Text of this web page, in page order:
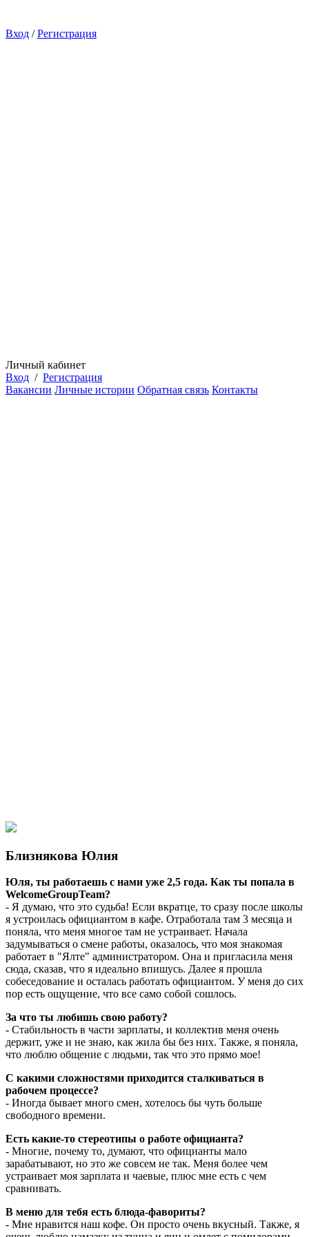
Вход / Регистрация
Личный кабинет
Вход / Регистрация
Вакансии Личные истории Обратная связь Контакты
Близнякова Юлия
Юля, ты работаешь с нами уже 2,5 года. Как ты попала в
WelcomeGroupTeam?
- Я думаю, что это судьба! Если вкратце, то сразу после школы
я устроилась официантом в кафе. Отработала там 3 месяца и
поняла, что меня многое там не устраивает. Начала
задумываться о смене работы, оказалось, что моя знакомая
работает в "Ялте" администратором. Она и пригласила меня
сюда, сказав, что я идеально впишусь. Далее я прошла
собеседование и осталась работать официантом. У меня до сих
пор есть ощущение, что все само собой сошлось.
За что ты любишь свою работу?
- Стабильность в части зарплаты, и коллектив меня очень
держит, уже и не знаю, как жила бы без них. Также, я поняла,
что люблю общение с людьми, так что это прямо мое!
С какими сложностями приходится сталкиваться в
рабочем процессе?
- Иногда бывает много смен, хотелось бы чуть больше
свободного времени.
Есть какие-то стереотипы о работе официанта?
- Многие, почему то, думают, что официанты мало
зарабатывают, но это же совсем не так. Меня более чем
устраивает моя зарплата и чаевые, плюс мне есть с чем
сравнивать.
В меню для тебя есть блюда-фавориты?
- Мне нравится наш кофе. Он просто очень вкусный. Также, я